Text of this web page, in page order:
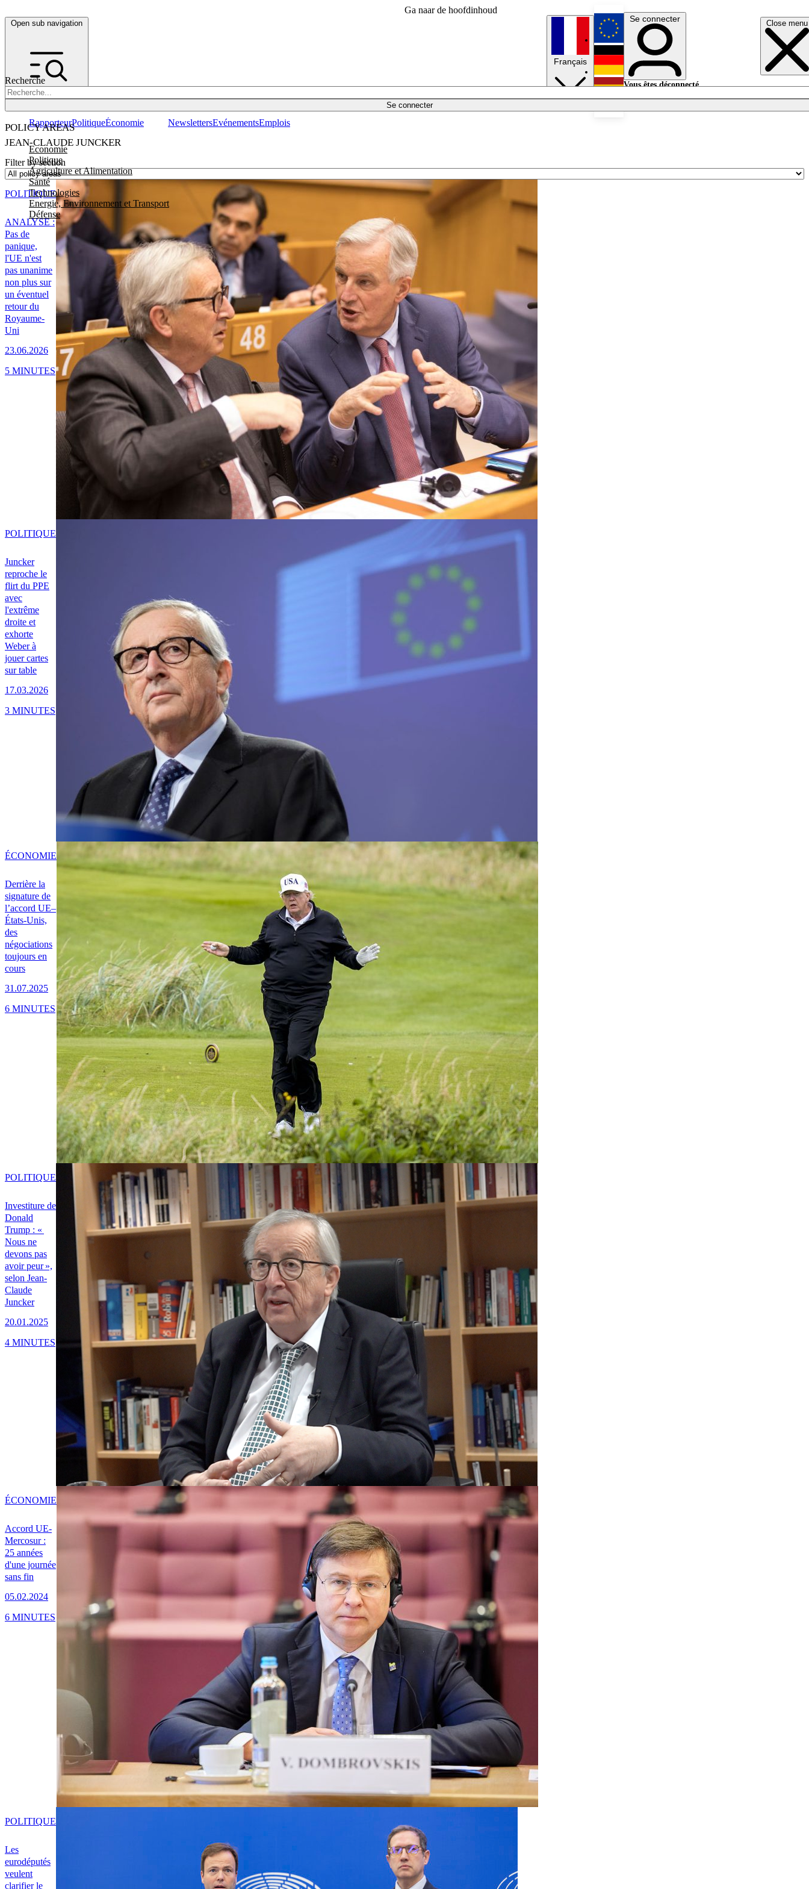
Ga naar de hoofdinhoud
Open sub navigation Close menu
Recherche
Se connecter
POLICY AREAS
Economie
Politique
Agriculture et Alimentation
Santé
Technologies
Energie, Environnement et Transport
Défense
RapporteurPolitiqueÉconomie NewslettersEvénementsEmplois
Français
English
Deutsch
Se connecter
Vous êtes déconnecté.
JEAN-CLAUDE JUNCKER
Filter by section
ANALYSE :
Pas de
panique,
l'UE n'est
pas unanime
non plus sur
un éventuel
retour du
Royaume-
Uni
23.06.2026
POLITIQUE
5 MINUTES
Juncker
reproche le
flirt du PPE
avec
l'extrême
droite et
exhorte
Weber à
jouer cartes
sur table
17.03.2026
POLITIQUE
3 MINUTES
Derrière la
signature de
l’accord UE–
États-Unis,
des
négociations
toujours en
cours
31.07.2025
ÉCONOMIE
6 MINUTES
Investiture de
Donald
Trump : «
Nous ne
devons pas
avoir peur »,
selon Jean-
Claude
Juncker
20.01.2025
POLITIQUE
4 MINUTES
Accord UE-
Mercosur :
25 années
d'une journée
sans fin
05.02.2024
ÉCONOMIE
6 MINUTES
Les
eurodéputés
veulent
clarifier le
POLITIQUE